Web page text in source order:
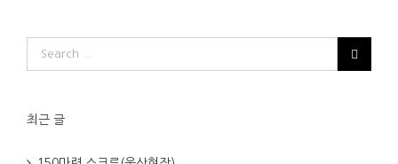
최근 글